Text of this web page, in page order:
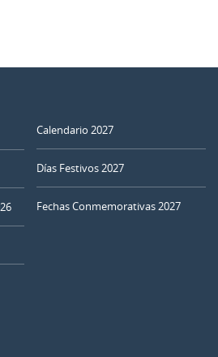
Calendario 2027
Días Festivos 2027
Fechas Conmemorativas 2027